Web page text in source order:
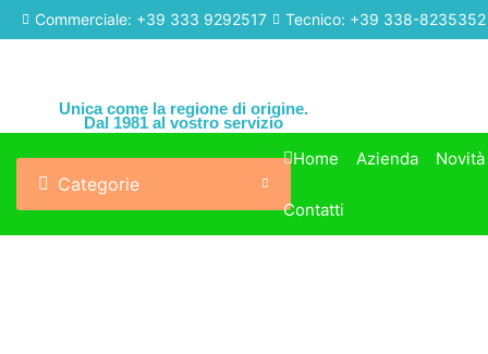
Commerciale: +39 333 9292517 Tecnico: +39 338-8235352
Unica come la regione di origine.
Dal 1981 al vostro servizio
Categorie
Home Azienda Novità
Contatti